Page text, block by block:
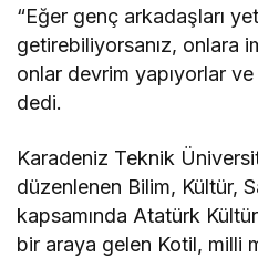
“Eğer genç arkadaşları
getirebiliyorsanız, onlara
onlar devrim yapıyorlar
dedi.
Karadeniz Teknik
düzenlenen Bilim, Kültür,
kapsamında Atatürk
bir araya gelen Kotil, milli